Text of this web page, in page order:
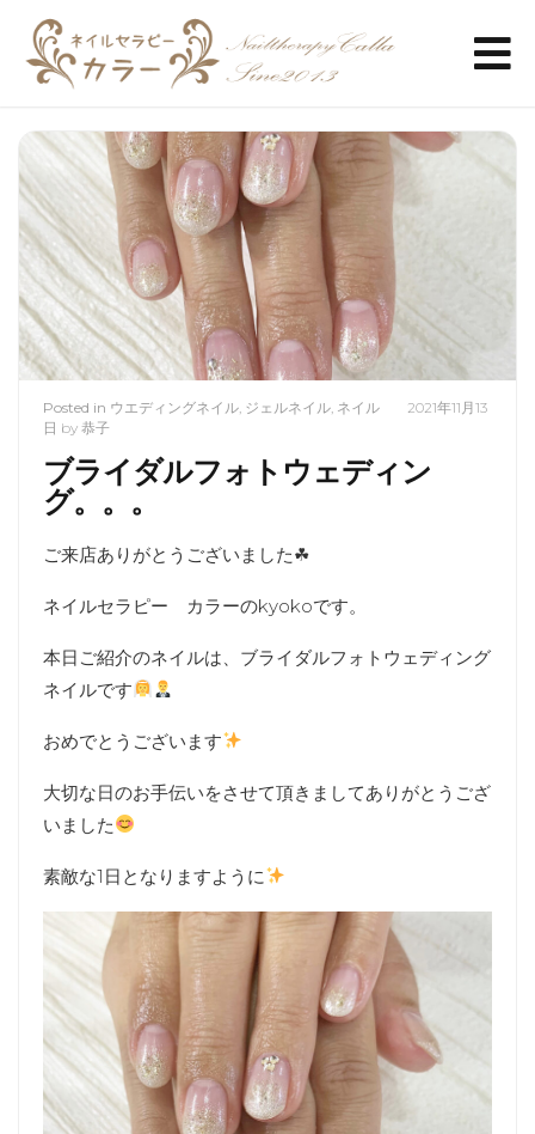
Posted in ウエディングネイル ジェルネイル ネイル
2021年11月13
日 by 恭子
ブライダルフォトウェディン
グ。。。
ご来店ありがとうございました☘
ネイルセラピー カラーのkyokoです。
本日ご紹介のネイルは、ブライダルフォトウェディング
ネイルです
おめでとうございます
大切な日のお手伝いをさせて頂きましてありがとうござ
いました
素敵な1日となりますように